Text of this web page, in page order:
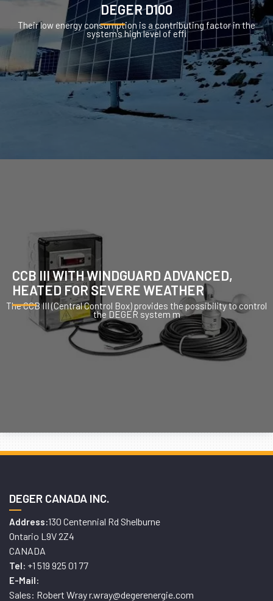
DEGER D100
Their low energy consumption is a contributing factor in the
system’s high level of effi
CCB III WITH WINDGUARD ADVANCED,
HEATED FOR SEVERE WEATHER
The CCB III (Central Control Box) provides the possibility to control
the DEGER system m
DEGER CANADA INC.
Address:130 Centennial Rd Shelburne
Ontario L9V 2Z4
CANADA
Tel: +1 519 925 01 77
E-Mail:
Sales: Robert Wray r.wray@degerenergie.com